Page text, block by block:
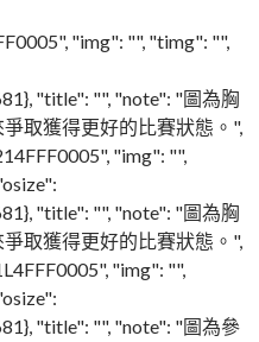
"img": "", "timg": "",
"title": "", "note": "圖為胸
取獲得更好的比賽狀態。",
"img": "",
"title": "", "note": "圖為胸
取獲得更好的比賽狀態。",
"img": "",
"title": "", "note": "圖為參